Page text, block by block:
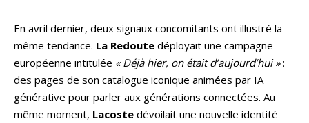
En avril dernier, deux signaux concomitants ont illustré la
même tendance. La Redoute déployait une campagne
européenne intitulée « Déjà hier, on était d’aujourd’hui »:
des pages de son catalogue iconique animées par IA
générative pour parler aux générations connectées. Au
même moment, Lacoste dévoilait une nouvelle identité